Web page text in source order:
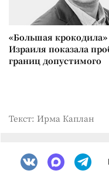
«Большая крокодила»
Израиля показала
границ допустимого
Текст: Ирма Каплан